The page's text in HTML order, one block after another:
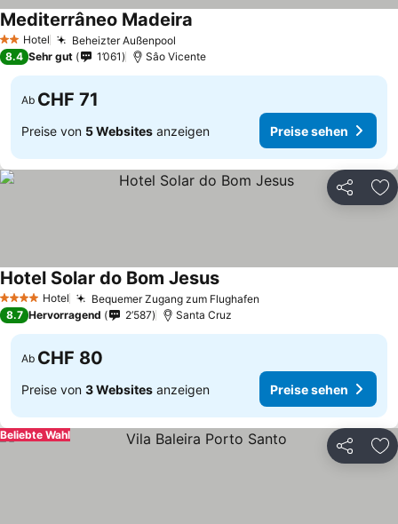
2 Sterne
Hotel Beheizter Außenpool
Mediterrâneo Madeira
8.4 Sehr gut 1’061 Sâo Vicente
Ab CHF 71
Preise von 5 Websites anzeigen Preise sehen
Teilen
4 Sterne Hotel Bequemer Zugang zum Flughafen
Hotel Solar do Bom JesusPreise sehen
8.7 Hervorragend 2’587 Santa Cruz
Ab CHF 80
Preise von 3 Websites anzeigen Preise sehen
Teilen
Beliebte Wahl